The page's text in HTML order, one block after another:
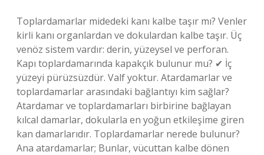
Toplardamarlar midedeki kanı kalbe taşır mı? Venler
kirli kanı organlardan ve dokulardan kalbe taşır. Üç
venöz sistem vardır: derin, yüzeysel ve perforan.
Kapı toplardamarında kapakçık bulunur mu? ✔ İç
yüzeyi pürüzsüzdür. Valf yoktur. Atardamarlar ve
toplardamarlar arasındaki bağlantıyı kim sağlar?
Atardamar ve toplardamarları birbirine bağlayan
kılcal damarlar, dokularla en yoğun etkileşime giren
kan damarlarıdır. Toplardamarlar nerede bulunur?
Ana atardamarlar; Bunlar, vücuttan kalbe dönen